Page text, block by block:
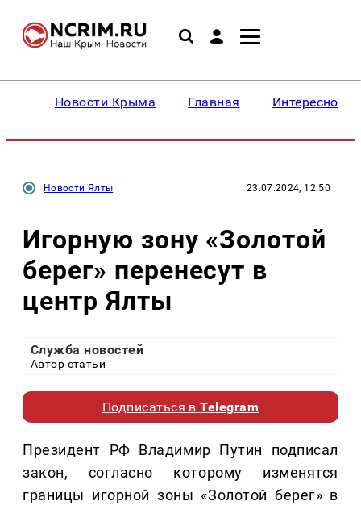
Новости Крыма Главная Интересное
Новости Ялты 23.07.2024, 12:50
Игорную зону «Золотой
берег» перенесут в
центр Ялты
Служба новостей
Автор статьи
Подписаться вTelegram
Президент РФ Владимир Путин подписал
закон, согласно которому изменятся
границы игорной зоны «Золотой берег» в